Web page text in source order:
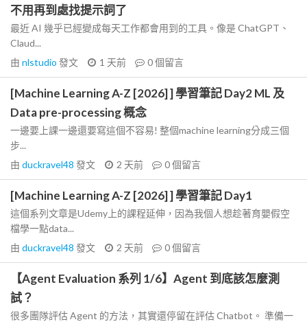
不用再到處找提示詞了
最近 AI 幾乎已經變成每天工作都會用到的工具。像是 ChatGPT、
Claud...
由 nlstudio 發文 1 天前 0個留言
[Machine Learning A-Z [2026] ] 學習筆記 Day2 ML 及
Data pre-processing 概念
一邊要上課一邊還要寫這個不容易! 整個machine learning分成三個
步...
由 duckravel48 發文 2 天前 0個留言
[Machine Learning A-Z [2026] ] 學習筆記 Day1
這個系列文章是Udemy上的課程延伸，因為我個人想趁著育嬰假空
檔學一點data...
由 duckravel48 發文 2 天前 0個留言
【Agent Evaluation 系列 1/6】Agent 到底該怎麼測
試？
很多團隊評估 Agent 的方法，其實還停留在評估 Chatbot。 準備一